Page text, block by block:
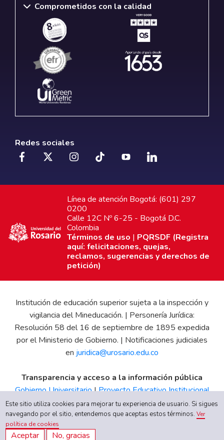
Comprometidos con la calidad
Redes sociales
Línea de atención Bogotá: (601) 297
0200
Calle 12C Nº 6-25 - Bogotá D.C.
Colombia
Términos de uso | PQRSDF (Registra
aquí: felicitaciones, quejas,
reclamos, sugerencias y derechos de
petición)
Institución de educación superior sujeta a la inspección y
vigilancia del Mineducación. | Personería Jurídica:
Resolución 58 del 16 de septiembre de 1895 expedida
por el Ministerio de Gobierno. | Notificaciones judiciales
en juridica@urosario.edu.co
Transparencia y acceso a la información pública
Gobierno Universitario|Proyecto Educativo Institucional
|Informe de Gestión|Boletín Estadístico|Régimen
Tributario|Estados Financieros|Código de Ética|Canal
de Integridad UR
Este sitio utiliza cookies para mejorar tu experiencia de usuario. Si sigues
navegando por el sitio, entendemos que aceptas estos términos.Ver
política de cookies
Aceptar No, gracias